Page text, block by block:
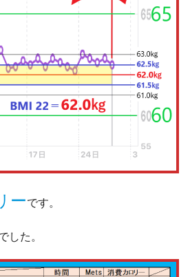
ーです。
した。